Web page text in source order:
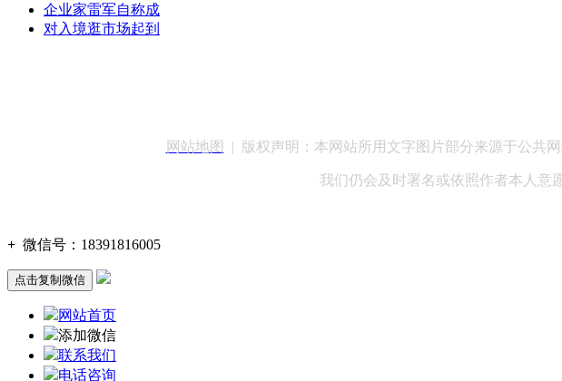
企业家雷军自称成
对入境逛市场起到
网站地图 | 版权声明：本网站所用文字图片部分来源于公共
我们仍会及时署名或依照作者本人意
+ 微信号： 18391816005
点击复制微信
网站首页
添加微信
联系我们
电话咨询